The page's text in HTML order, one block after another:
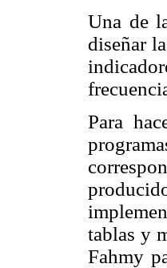
Una de
diseñar
Para
tablas y
Fahmy